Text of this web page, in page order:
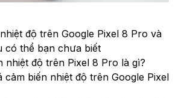
độ trên Google Pixel 8 Pro và
có thể bạn chưa biết
nhiệt độ trên Pixel 8 Pro là gì?
cảm biến nhiệt độ trên Google Pixel